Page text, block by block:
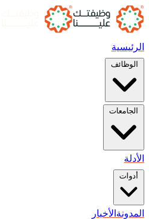
الرئيسية
الوظائف
الجامعات
الأدلة
أدوات
المدونة الأخبار